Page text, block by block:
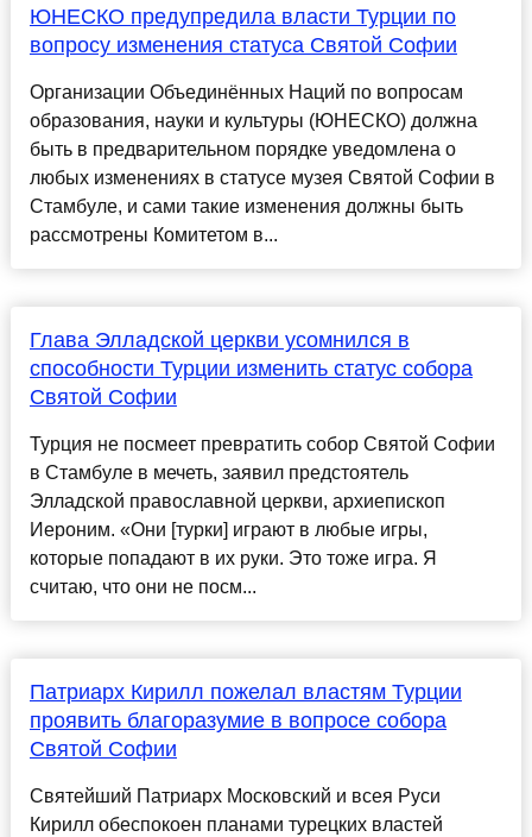
ЮНЕСКО предупредила власти Турции по
вопросу изменения статуса Святой Софии
Организации Объединённых Наций по вопросам
образования, науки и культуры (ЮНЕСКО) должна
быть в предварительном порядке уведомлена о
любых изменениях в статусе музея Святой Софии в
Стамбуле, и сами такие изменения должны быть
рассмотрены Комитетом в...
Глава Элладской церкви усомнился в
способности Турции изменить статус собора
Святой Софии
Турция не посмеет превратить собор Святой Софии
в Стамбуле в мечеть, заявил предстоятель
Элладской православной церкви, архиепископ
Иероним. «Они [турки] играют в любые игры,
которые попадают в их руки. Это тоже игра. Я
считаю, что они не посм...
Патриарх Кирилл пожелал властям Турции
проявить благоразумие в вопросе собора
Святой Софии
Святейший Патриарх Московский и всея Руси
Кирилл обеспокоен планами турецких властей